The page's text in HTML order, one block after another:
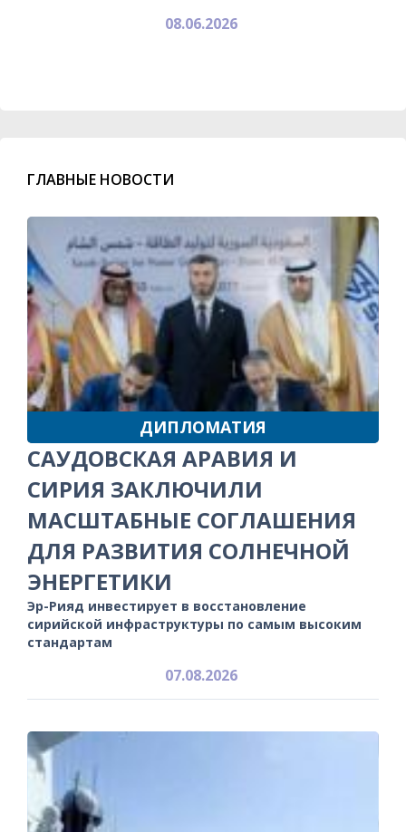
08.06.2026
ГЛАВНЫЕ НОВОСТИ
ДИПЛОМАТИЯ
САУДОВСКАЯ АРАВИЯ И
СИРИЯ ЗАКЛЮЧИЛИ
МАСШТАБНЫЕ СОГЛАШЕНИЯ
ДЛЯ РАЗВИТИЯ СОЛНЕЧНОЙ
ЭНЕРГЕТИКИ
Эр-Рияд инвестирует в восстановление
сирийской инфраструктуры по самым высоким
стандартам
07.08.2026